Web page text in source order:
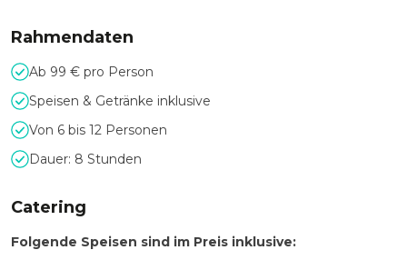
Rahmendaten
Ab 99 € pro Person
Speisen & Getränke inklusive
Von 6 bis 12 Personen
Dauer: 8 Stunden
Catering
Folgende Speisen sind im Preis inklusive: